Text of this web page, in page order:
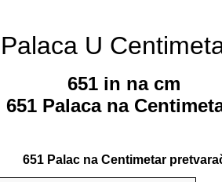
Palaca U
651 in na cm
651 Palaca na
651 Palac na Centimetar